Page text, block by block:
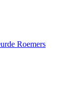
Roemers